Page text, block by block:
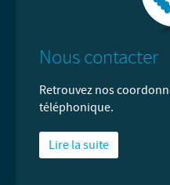
Nous contacter
Retrouvez nos
téléphonique.
Lire la suite